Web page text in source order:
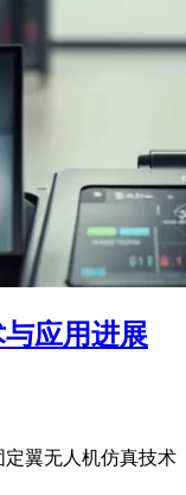
应用进展
翼无人机仿真技术